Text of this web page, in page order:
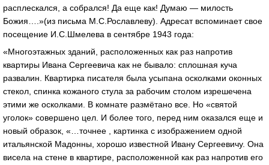
расплескался, а собрался! Да еще как! Думаю — милость
Божия….»(из письма М.С.Рославлеву). Адресат вспоминает свое
посещение И.С.Шмелева в сентябре 1943 года:
«Многоэтажных зданий, расположенных как раз напротив
квартиры Ивана Сергеевича как не бывало: сплошная куча
развалин. Квартирка писателя была усыпана осколками оконных
стекол, спинка кожаного стула за рабочим столом изрешечена
этими же осколками. В комнате размётано все. Но «святой
уголок» совершено цел. И более того, перед ним оказался еще и
новый образок, «…точнее , картинка с изображением одной
итальянской Мадонны, хорошо известной Ивану Сергеевичу. Она
висела на стене в квартире, расположенной как раз напротив его